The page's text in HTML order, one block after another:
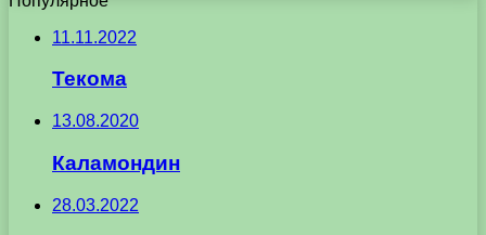
11.11.2022
Текома
13.08.2020
Каламондин
28.03.2022